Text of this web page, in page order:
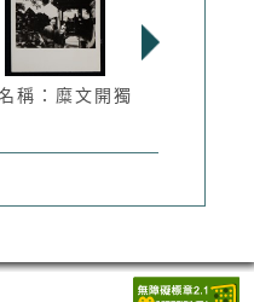
稱：糜文開獨